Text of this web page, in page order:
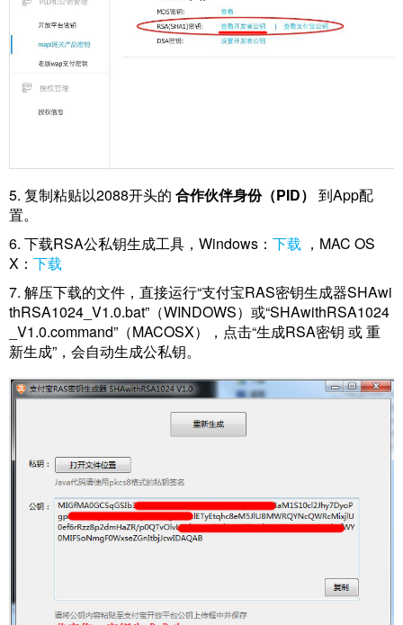
5. 复制粘贴以2088开头的 合作伙伴身份（PID） 到App配
置。
6. 下载RSA公私钥生成工具，Windows： 下载 ，MAC OS
X： 下载
7. 解压下载的文件，直接运行“支付宝RAS密钥生成器SHAwi
thRSA1024_V1.0.bat”（WINDOWS）或“SHAwithRSA1024
_V1.0.command”（MACOSX），点击“生成RSA密钥 或 重
新生成”，会自动生成公私钥。